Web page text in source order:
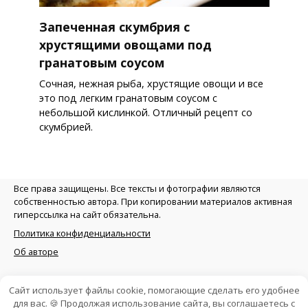
Запеченная скумбрия с
хрустящими овощами под
гранатовым соусом
Сочная, нежная рыба, хрустящие овощи и все
это под легким гранатовым соусом с
небольшой кислинкой. Отличный рецепт со
скумбрией.
Все права защищены. Все тексты и фотографии являются
собственностью автора. При копировании материалов активная
гиперссылка на сайт обязательна.
Политика конфиденциальности
Об авторе
Сайт использует файлы cookie, помогающие сделать его удобнее
для вас. 🍪 Продолжая использование сайта, вы соглашаетесь с